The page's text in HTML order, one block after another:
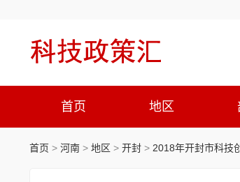
首页 地区
首页 > 河南 > 地区 > 开封 > 2018年开封市科技